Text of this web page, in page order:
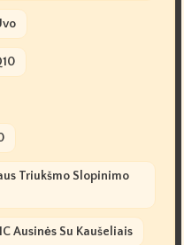
Triukšmo Slopinimo
Ausinės Su Kaušeliais